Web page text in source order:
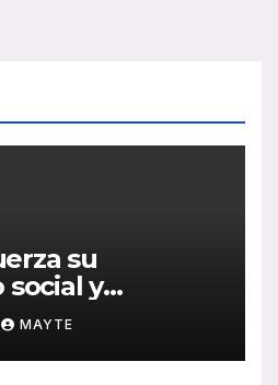
su
y
con la
su Memoria
MAYTE